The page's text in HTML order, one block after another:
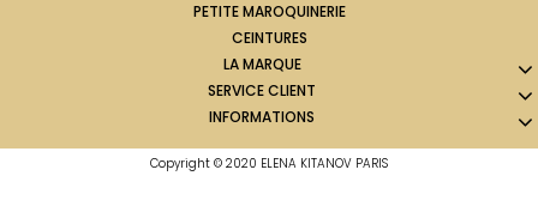
PETITE MAROQUINERIE
CEINTURES
LA MARQUE
SERVICE CLIENT
INFORMATIONS
Copyright © 2020 ELENA KITANOV PARIS